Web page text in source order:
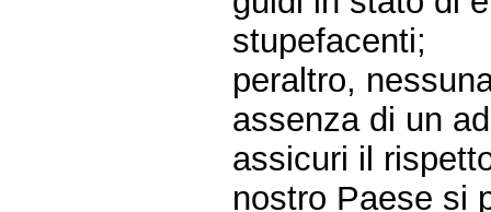
stupefacenti;
peraltro,
assenza di un
assicuri il
nostro Paese si